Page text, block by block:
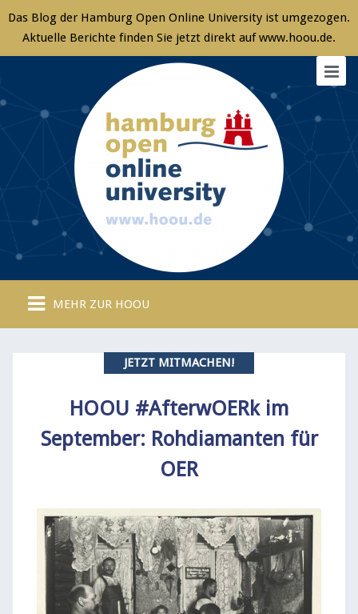
MEHR ZUR HOOU
JETZT MITMACHEN!
HOOU #AfterwOERk im
September: Rohdiamanten für
OER